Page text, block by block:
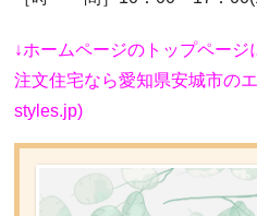
↓ホームページのトップページ
注文住宅なら愛知県安城市の
styles.jp)